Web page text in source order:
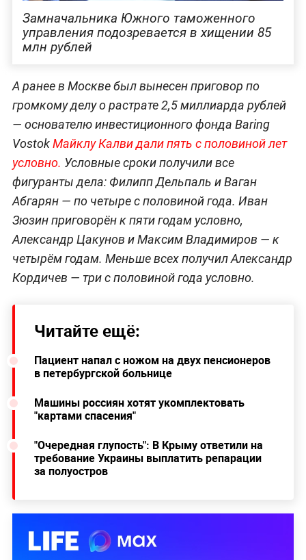
Замначальника Южного таможенного
управления подозревается в хищении 85
млн рублей
А ранее в Москве был вынесен приговор по
громкому делу о растрате 2,5 миллиарда рублей
— основателю инвестиционного фонда Baring
VostokМайклу Калви дали пять с половиной лет
условно. Условные сроки получили все
фигуранты дела: Филипп Дельпаль и Ваган
Абгарян — по четыре с половиной года. Иван
Зюзин приговорён к пяти годам условно,
Александр Цакунов и Максим Владимиров — к
четырём годам. Меньше всех получил Александр
Кордичев — три с половиной года условно.
Читайте ещё:
Пациент напал с ножом на двух пенсионеров
в петербургской больнице
Машины россиян хотят укомплектовать
"картами спасения"
"Очередная глупость": В Крыму ответили на
требование Украины выплатить репарации
за полуостров